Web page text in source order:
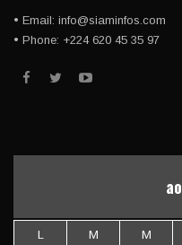
• Email: info@siaminfos.com
• Phone: +224 620 45 35 97
L M M